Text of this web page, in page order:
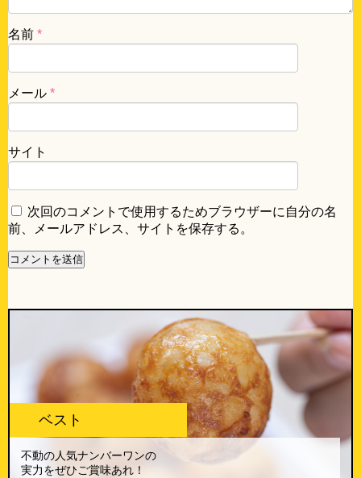
名前 *
メール *
サイト
次回のコメントで使用するためブラウザーに自分の名
前、メールアドレス、サイトを保存する。
ベスト
不動の人気ナンバーワンの
実力をぜひご賞味あれ！